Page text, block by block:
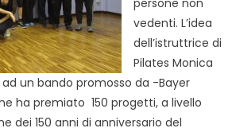
persone non
vedenti. L’idea
dell’istruttrice di
Pilates Monica
un bando promosso da -Bayer
ha premiato 150 progetti, a livello
dei 150 anni di anniversario del